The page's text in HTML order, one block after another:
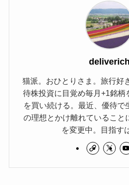
deliverich
猫派。おひとりさま。旅行好
待株投資に目覚め毎月+1銘柄
を買い続ける。最近、優待で
の理想とかけ離れていること
を変更中。目指す